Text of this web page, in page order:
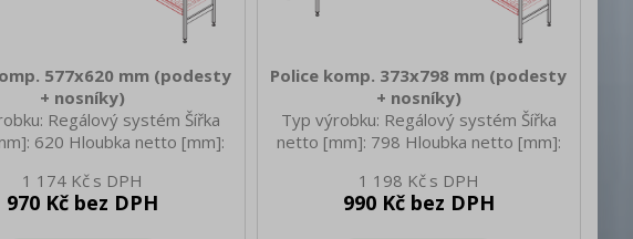
577x620 mm (podesty
+ nosníky)
Regálový systém Šířka
620 Hloubka netto [mm]:
2.70 Šířka brutto [mm]: 620
brutto [mm]: 577 Výška brutto
1 174 Kč
970 Kč bez DPH
Police komp. 373x798 mm (podesty
+ nosníky)
Typ výrobku: Regálový systém Šířka
netto [mm]: 798 Hloubka netto [mm]:
netto [kg]: 2.50 Šířka brutto [mm]: 798
Hloubka brutto [mm]: 373 Výška brutto
1 198 Kč
990 Kč bez DPH